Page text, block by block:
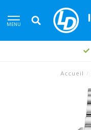
MENU
Accueil /